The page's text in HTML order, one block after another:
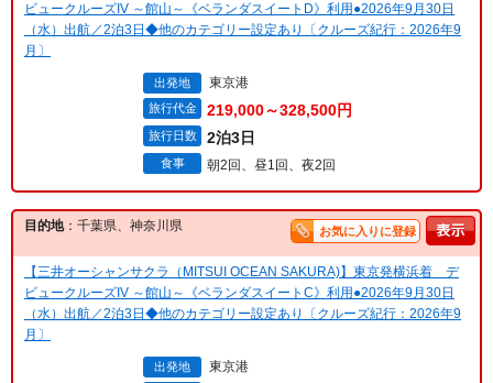
ビュークルーズIV ～館山～《ベランダスイートD》利用●2026年9月30日
（水）出航／2泊3日◆他のカテゴリー設定あり〔クルーズ紀行：2026年9
月〕
出発地 東京港
旅行代金 219,000～328,500円
旅行日数 2泊3日
食事 朝2回、昼1回、夜2回
目的地：千葉県、神奈川県 お気に入りに登録
【三井オーシャンサクラ（MITSUI OCEAN SAKURA)】東京発横浜着 デ
ビュークルーズIV ～館山～《ベランダスイートC》利用●2026年9月30日
（水）出航／2泊3日◆他のカテゴリー設定あり〔クルーズ紀行：2026年9
月〕
出発地 東京港